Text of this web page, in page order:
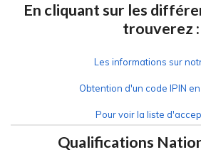
En cliquant sur les
trouverez :
Les informations sur
Obtention d'un code IPIN
Pour voir la liste
Qualifications